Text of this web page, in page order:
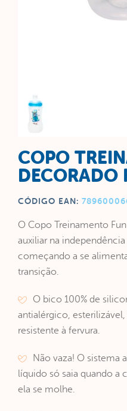
COPO
DECORADO
CÓDIGO EAN:
O Copo Treinamento
auxiliar na
começando a se
transição.
O bico 100% de
antialérgico,
resistente à fervura.
Não vaza! O sistema
líquido só saia quando a
ela se molhe.